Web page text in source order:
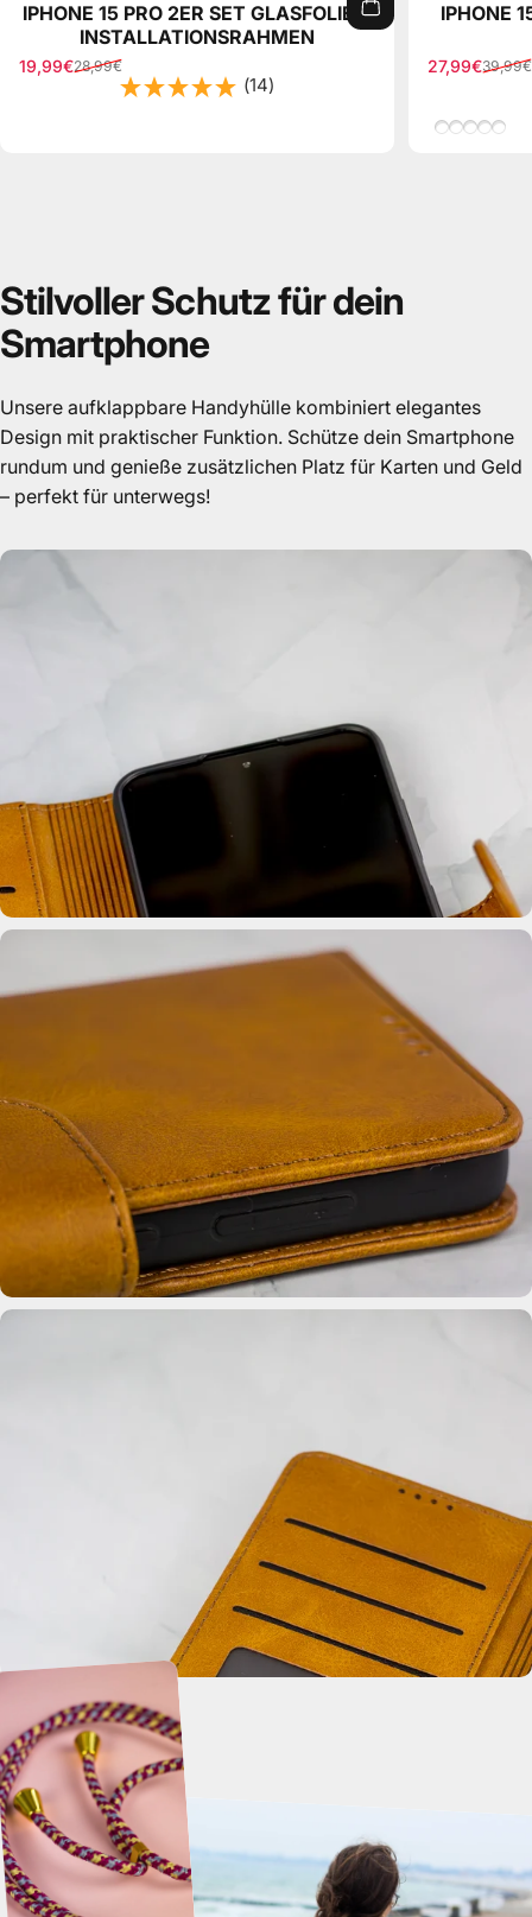
IPHONE 15 PRO 2ER SET GLASFOLIE +
INSTALLATIONSRAHMEN
Verkaufspreis
19,99€
Normaler Preis
28,99€
(14)
IPHONE
27,99€
Normaler39,99€
Beige/
Grün/Leo/
StilvollerSchutzfürdein
Smartphone
Unsere aufklappbare Handyhülle kombiniert elegantes
Design mit praktischer Funktion. Schütze dein Smartphone
rundum und genieße zusätzlichen Platz für Karten und Geld
– perfekt für unterwegs!